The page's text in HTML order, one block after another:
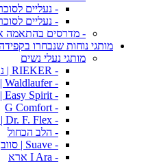
- נעליים
- נעליים
- מדרסים בהתאמה
מותגי נוחות שנבחרו
מותגי נעלי נשים
- RIEKER | נעליים נוחות עם יציבות יומיומית
- Waldlaufer | וולדלאופר נעלים עם מידות רוחב
- Easy Spirit | איזי ספיריט נוחות אמריקאית יומיומית
- G Comfort
- Dr. F. Flex | ד"ר פלקס
- הלב הכחול
- Suave | סווב
- I Ara ארא